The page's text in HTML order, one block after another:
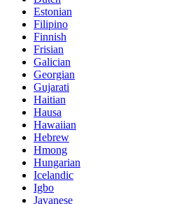
Estonian
Filipino
Finnish
Frisian
Galician
Georgian
Gujarati
Haitian
Hausa
Hawaiian
Hebrew
Hmong
Hungarian
Icelandic
Igbo
Javanese